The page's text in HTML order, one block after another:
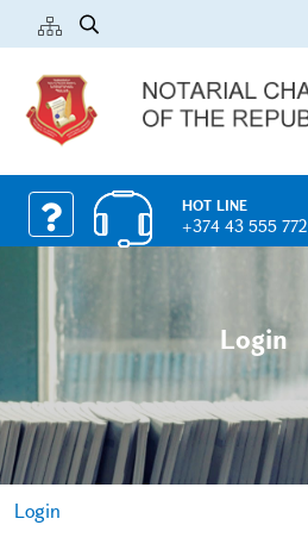
HOT LINE
+374 43 555 772
Login
Login